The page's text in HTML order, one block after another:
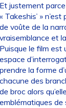
justement parce
Takeshis’ »
voûte de la
et
le film est
la forme
des
broc alors
de